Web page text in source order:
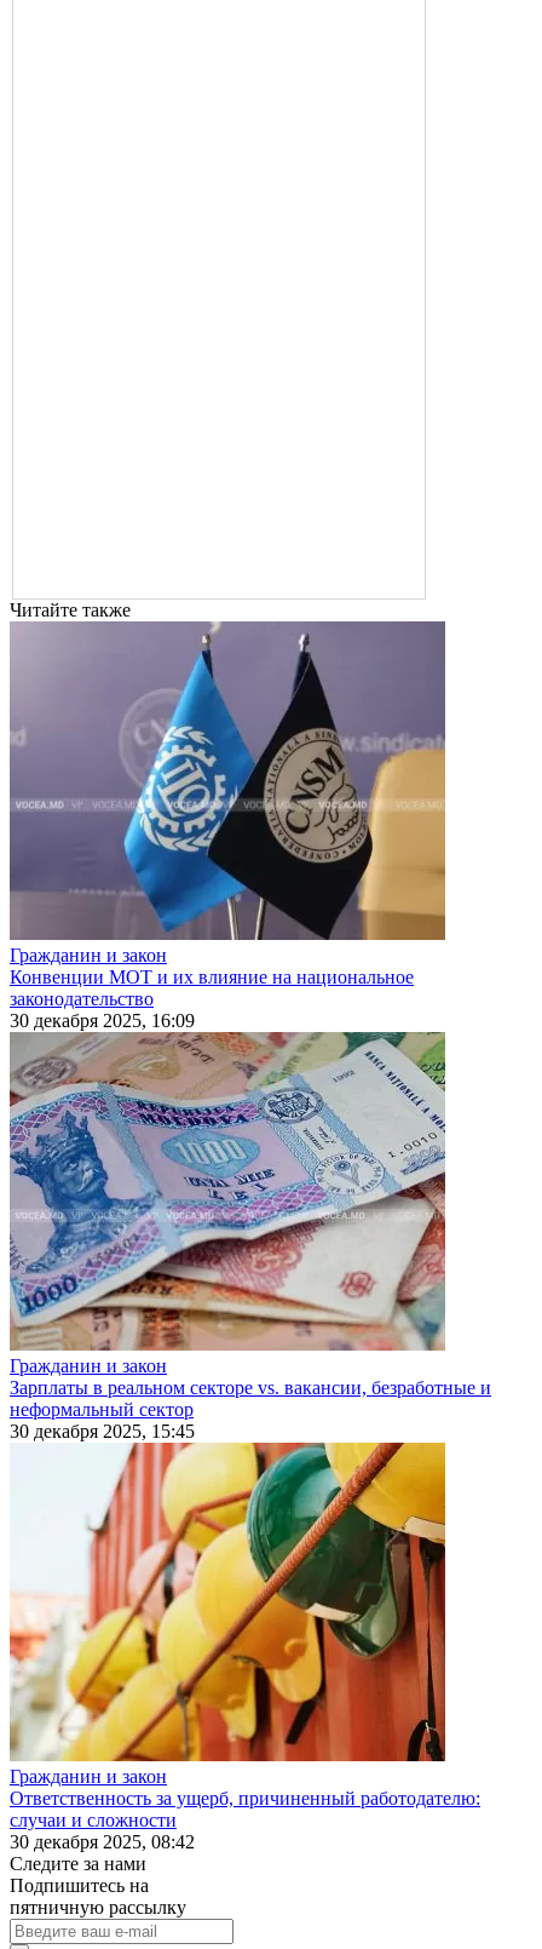
Читайте также
Гражданин и закон
Конвенции МОТ и их влияние на национальное
законодательство
30 декабря 2025, 16:09
Гражданин и закон
Зарплаты в реальном секторе vs. вакансии, безработные и
неформальный сектор
30 декабря 2025, 15:45
Гражданин и закон
Ответственность за ущерб, причиненный работодателю:
случаи и сложности
30 декабря 2025, 08:42
Следите за нами
Подпишитесь на
пятничную рассылку